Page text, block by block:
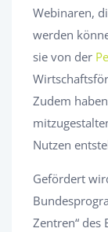
Webinaren,
werden
sie von der
Zudem
Nutzen
Gefördert
Zentren“